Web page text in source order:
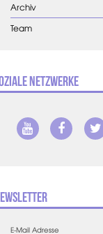
Archiv
Team
Netzwerke
E-Mail Adresse